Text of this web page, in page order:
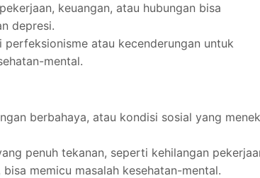
keuangan, atau hubungan bisa
depresi.
atau kecenderungan untuk
mental.
berbahaya, atau kondisi sosial yang
penuh tekanan, seperti kehilangan
memicu masalah kesehatan-mental.